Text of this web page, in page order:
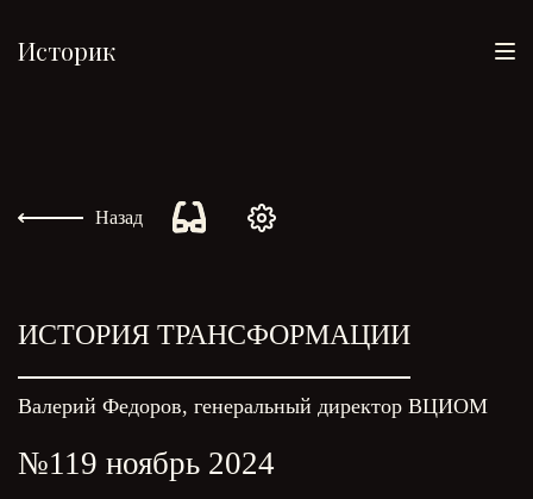
Историк
Назад
ИСТОРИЯ ТРАНСФОРМАЦИИ
№119 ноябрь 2024
Валерий Федоров, генеральный директор ВЦИОМ